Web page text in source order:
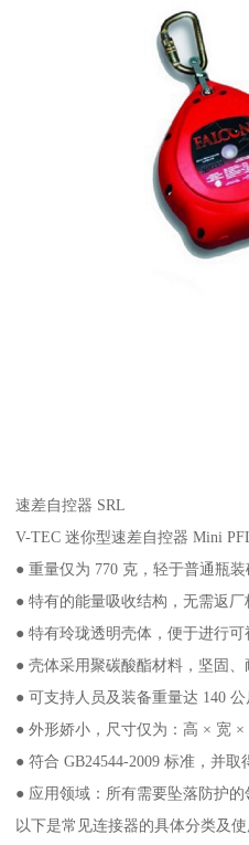
速差自控器 SRL
V-TEC 迷你型速差自控器 Mini
● 重量仅为 770 克，轻于普通瓶装
● 特有的能量吸收结构，无需返厂
● 特有玲珑透明壳体，便于进行
● 壳体采用聚碳酸酯材料，坚固、
● 可支持人员及装备重量达 140 公
● 外形娇小，尺寸仅为：高 × 宽 ×
● 符合 GB24544-2009 标准，并取
● 应用领域：所有需要坠落防护的
以下是常见连接器的具体分类及使